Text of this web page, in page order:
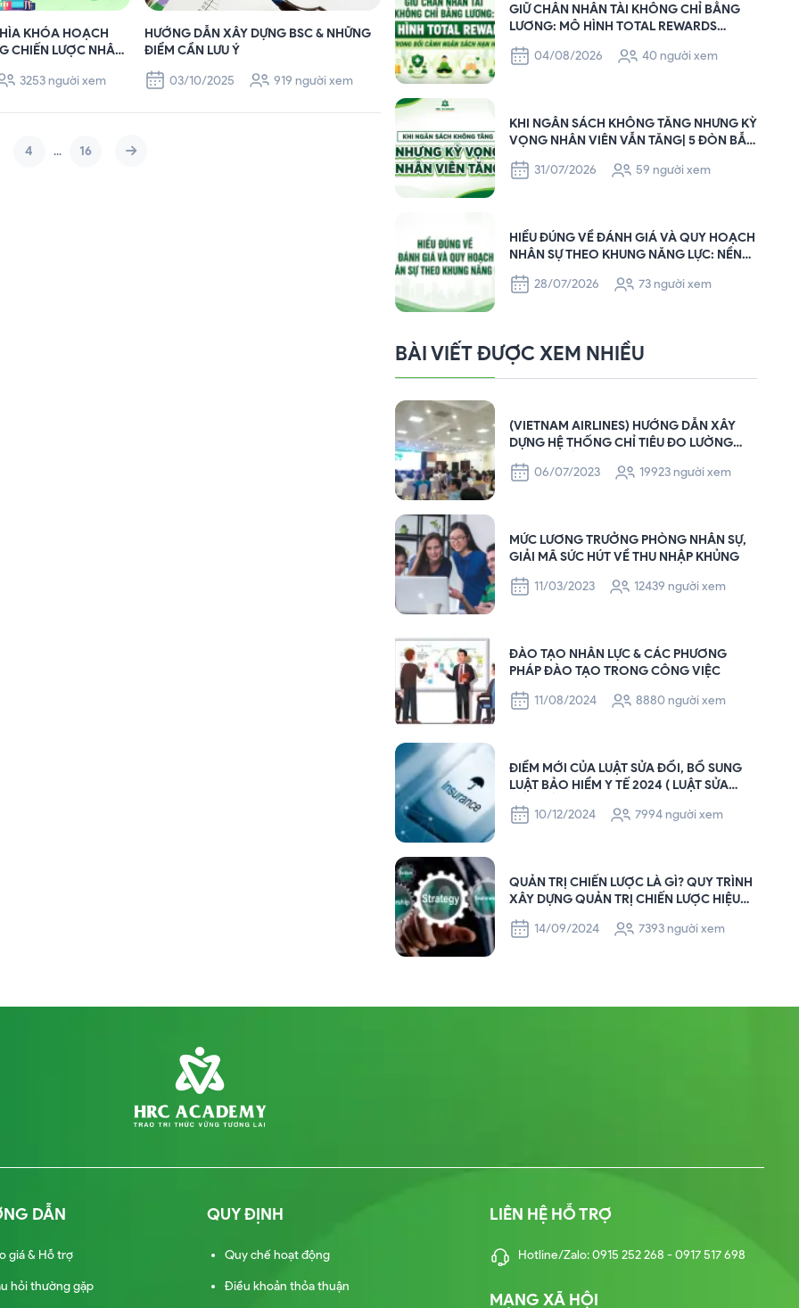
KHÓA HOẠCH
CHIẾN LƯỢC NHÂN
3253 người xem
HƯỚNG DẪN XÂY DỰNG BSC & NHỮNG
ĐIỂM CẦN LƯU Ý
03/10/2025
919 người xem
4 ... 16
GIỮ CHÂN NHÂN TÀI KHÔNG CHỈ BẰNG
LƯƠNG: MÔ HÌNH TOTAL REWARDS
TRONG BỐI CẢNH NGÂN SÁCH HẠN HẸP
04/08/2026
40 người xem
KHI NGÂN SÁCH KHÔNG TĂNG NHƯNG KỲ
VỌNG NHÂN VIÊN VẪN TĂNG| 5 ĐÒN BẪY
PHI TÀI CHÍNH GIÚP HR GIỮ CHÂN NHÂN
SỰ HIỆU QUẢ
31/07/2026 59 người xem
HIỂU ĐÚNG VỀ ĐÁNH GIÁ VÀ QUY HOẠCH
NHÂN SỰ THEO KHUNG NĂNG LỰC: NỀN
TẢNG XÂY DỰNG ĐỘI NGŨ BỀN VỮNG
CHO DOANH NGHIỆP
28/07/2026 73 người xem
BÀI VIẾT ĐƯỢC XEM NHIỀU
(VIETNAM AIRLINES) HƯỚNG DẪN XÂY
DỰNG HỆ THỐNG CHỈ TIÊU ĐO LƯỜNG
KPIS TẠI TỔNG CÔNG TY HÀNG KHÔNG
VIỆT NAM – VIETNAM AIRLINES
06/07/2023 19923 người xem
MỨC LƯƠNG TRƯỞNG PHÒNG NHÂN SỰ,
GIẢI MÃ SỨC HÚT VỀ THU NHẬP KHỦNG
11/03/2023
12439 người xem
ĐÀO TẠO NHÂN LỰC & CÁC PHƯƠNG
PHÁP ĐÀO TẠO TRONG CÔNG VIỆC
11/08/2024
8880 người xem
ĐIỂM MỚI CỦA LUẬT SỬA ĐỔI, BỔ SUNG
LUẬT BẢO HIỂM Y TẾ 2024 ( LUẬT SỬA
ĐỔI, BỔ SUNG MỘT SỐ ĐIỀU CỦA LUẬT
BHYT SẼ CÓ HIỆU LỰC THI HÀNH TỪ NGÀY
10/12/2024 7994 người xem
QUẢN TRỊ CHIẾN LƯỢC LÀ GÌ? QUY TRÌNH
XÂY DỰNG QUẢN TRỊ CHIẾN LƯỢC HIỆU
QUẢ
14/09/2024
7393 người xem
DẪN
giá & Hỗ trợ
hỏi thường gặp
QUY ĐỊNH
Quy chế hoạt động
Điều khoản thỏa thuận
LIÊN HỆ HỖ TRỢ
Hotline/Zalo: 0915 252 268 - 0917 517 698
MẠNG XÃ HỘI